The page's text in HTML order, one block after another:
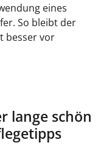
eines
So bleibt der
besser vor
lange schön